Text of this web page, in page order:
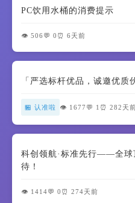
PC饮用水桶的消费提示
👁️ 506 💬 0 ⏰ 6天前
「严选标杆优品，诚邀优质
🏪 认准啦 👁️ 1677 💬 1 ⏰ 282天
科创领航·标准先行——全球
待！
👁️ 1414💬 0 ⏰ 274天前